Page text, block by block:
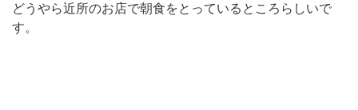
どうやら近所のお店で朝食をとっているところらしいで
す。